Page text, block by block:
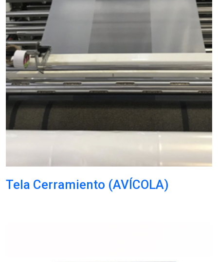
Tela Cerramiento (AVÍCOLA)